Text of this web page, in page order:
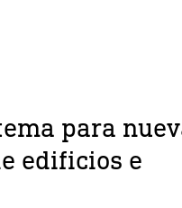
para
edificios e